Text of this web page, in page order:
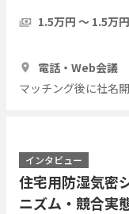
1.5万円 〜 1.5万円
電話・Web会議
マッチング後に社名
インタビュー
住宅用防湿気密
ニズム・競合実